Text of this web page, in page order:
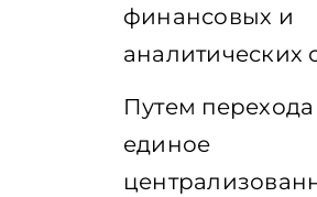
финансовых и
аналитических
Путем
единое